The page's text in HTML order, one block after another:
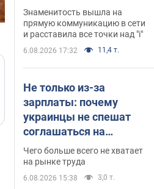
несправедливо
захейтили
Знаменитость вышла на
прямую коммуникацию в сети
и расставила все точки над "i"
6.08.2026 17:32 11,4 т.
Не только из-за
зарплаты: почему
украинцы не спешат
соглашаться на
вакансии
Чего больше всего не хватает
на рынке труда
6.08.2026 15:38 3,0 т.